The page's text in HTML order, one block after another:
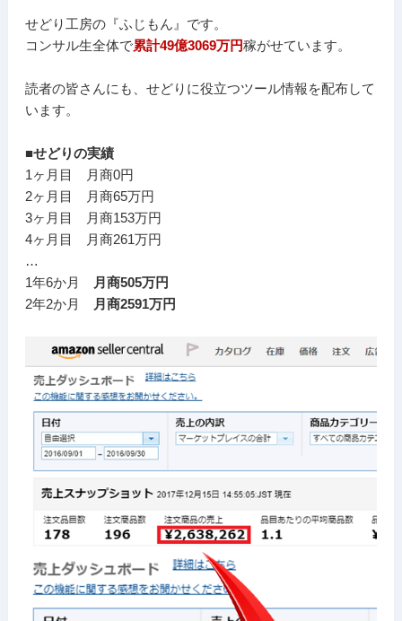
せどり工房の『ふじもん』です。
コンサル生全体で累計49億3069万円稼がせています。
読者の皆さんにも、せどりに役立つツール情報を配布して
います。
■せどりの実績
1ヶ月目 月商0円
2ヶ月目 月商65万円
3ヶ月目 月商153万円
4ヶ月目 月商261万円
…
1年6か月
月商505万円
2年2か月
月商2591万円